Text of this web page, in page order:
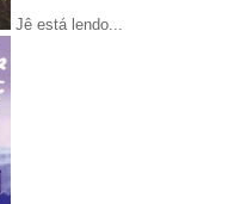
Jê está lendo...